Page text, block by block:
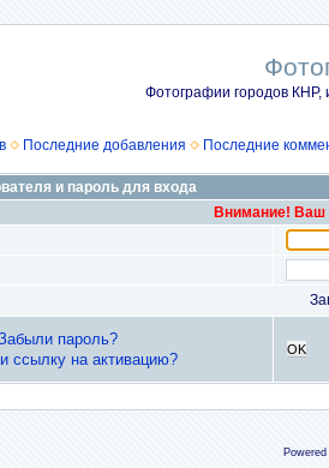
Фотографии городов КНР,
Последние добавления Последние
и пароль для входа
Внимание! Ваш
пароль?
ссылку на активацию?
OK